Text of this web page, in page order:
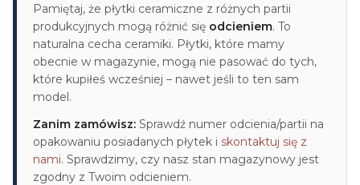
Pamiętaj, że płytki ceramiczne z różnych partii
produkcyjnych mogą różnić się odcieniem. To
naturalna cecha ceramiki. Płytki, które mamy
obecnie w magazynie, mogą nie pasować do tych,
które kupiłeś wcześniej – nawet jeśli to ten sam
model.
Zanim zamówisz: Sprawdź numer odcienia/partii na
opakowaniu posiadanych płytek i skontaktuj się z
nami. Sprawdzimy, czy nasz stan magazynowy jest
zgodny z Twoim odcieniem.